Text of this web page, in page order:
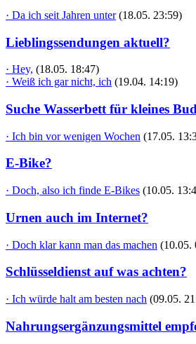
· Da ich seit Jahren unter (18.05. 23:59)
Lieblingssendungen aktuell?
· Hey, (18.05. 18:47)
· Weiß ich gar nicht, ich (19.04. 14:19)
Suche Wasserbett für kleines
· Ich bin vor wenigen Wochen (17.05.
E-Bike?
· Doch, also ich finde E-Bikes (10.05.
Urnen auch im Internet?
· Doch klar kann man das machen (10.05.
Schlüsseldienst auf was achten?
· Ich würde halt am besten nach (09.05.
Nahrungsergänzungsmittel